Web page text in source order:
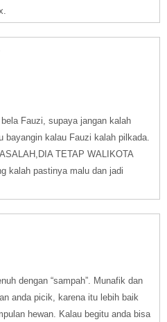
Fauzi, supaya jangan kalah
bayangin kalau Fauzi kalah pilkada.
TETAP WALIKOTA
kalah pastinya malu dan jadi
dengan “sampah”. Munafik dan
anda picik, karena itu lebih baik
hewan. Kalau begitu anda bisa